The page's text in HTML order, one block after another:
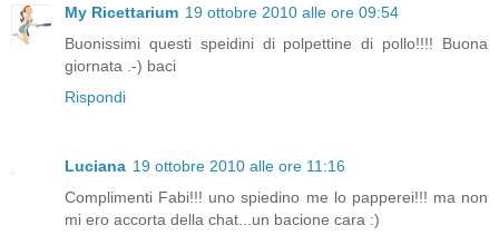
My Ricettarium 19 ottobre 2010 alle ore 09:54
Buonissimi questi speidini di polpettine di pollo!!!! Buona
giornata .-) baci
Rispondi
Luciana 19 ottobre 2010 alle ore 11:16
Complimenti Fabi!!! uno spiedino me lo papperei!!! ma non
mi ero accorta della chat...un bacione cara :)